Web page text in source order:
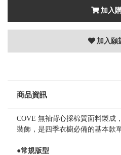
加入
加入願
商品資訊
COVE 無袖背心採棉質面料製成
裝飾，是四季衣櫥必備的基本款
●常規版型